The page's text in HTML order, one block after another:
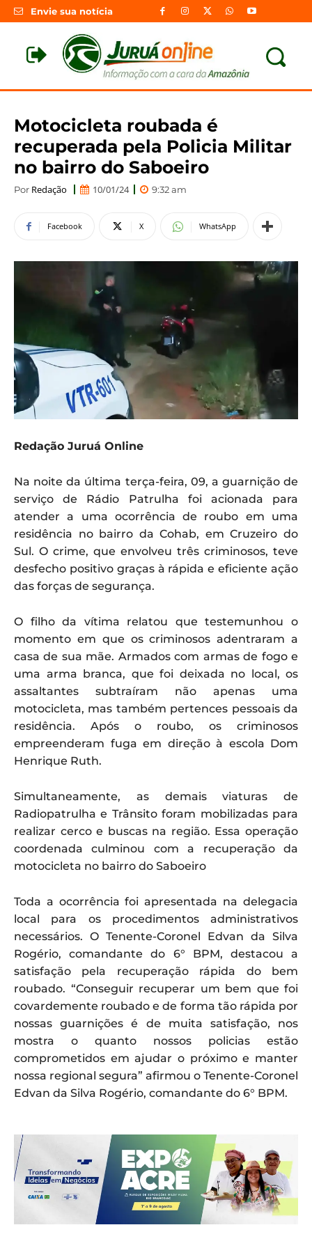
Envie sua notícia
Motocicleta roubada é
recuperada pela Policia Militar
no bairro do Saboeiro
Por Redação 10/01/24 9:32 am
Facebook X WhatsApp
Redação Juruá Online
Na noite da última terça-feira, 09, a guarnição de
serviço de Rádio Patrulha foi acionada para
atender a uma ocorrência de roubo em uma
residência no bairro da Cohab, em Cruzeiro do
Sul. O crime, que envolveu três criminosos, teve
desfecho positivo graças à rápida e eficiente ação
das forças de segurança.
O filho da vítima relatou que testemunhou o
momento em que os criminosos adentraram a
casa de sua mãe. Armados com armas de fogo e
uma arma branca, que foi deixada no local, os
assaltantes subtraíram não apenas uma
motocicleta, mas também pertences pessoais da
residência. Após o roubo, os criminosos
empreenderam fuga em direção à escola Dom
Henrique Ruth.
Simultaneamente, as demais viaturas de
Radiopatrulha e Trânsito foram mobilizadas para
realizar cerco e buscas na região. Essa operação
coordenada culminou com a recuperação da
motocicleta no bairro do Saboeiro
Toda a ocorrência foi apresentada na delegacia
local para os procedimentos administrativos
necessários. O Tenente-Coronel Edvan da Silva
Rogério, comandante do 6° BPM, destacou a
satisfação pela recuperação rápida do bem
roubado. “Conseguir recuperar um bem que foi
covardemente roubado e de forma tão rápida por
nossas guarnições é de muita satisfação, nos
mostra o quanto nossos policias estão
comprometidos em ajudar o próximo e manter
nossa regional segura” afirmou o Tenente-Coronel
Edvan da Silva Rogério, comandante do 6° BPM.